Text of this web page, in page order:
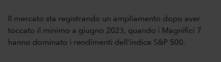
Il mercato sta registrando un ampliamento dopo aver
toccato il minimo a giugno 2023, quando i Magnifici 7
hanno dominato i rendimenti dell'indice S&P 500.